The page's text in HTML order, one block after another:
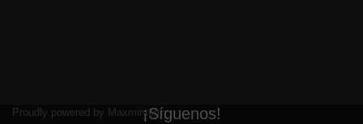
¡Síguenos!
Proudly powered by Maxminterm